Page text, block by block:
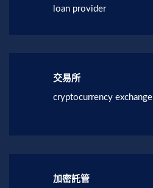
loan provider
交易所
cryptocurrency exchange
加密託管